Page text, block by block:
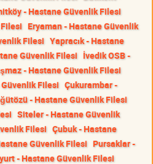
- Hastane Güvenlik Filesi
Eryaman - Hastane Güvenlik
Filesi Yapracık - Hastane
Güvenlik Filesi İvedik OSB -
- Hastane Güvenlik Filesi
Filesi Çukurambar -
- Hastane Güvenlik Filesi
Siteler - Hastane Güvenlik
Filesi Çubuk - Hastane
Güvenlik Filesi Pursaklar -
- Hastane Güvenlik Filesi